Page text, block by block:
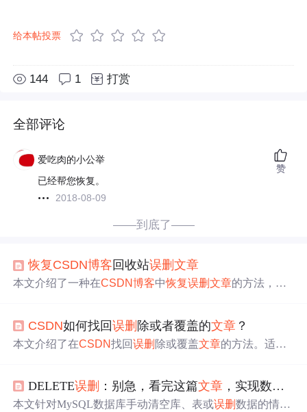
给本帖投票
144 1 打赏
全部评论
爱吃肉的小公举
已经帮您恢复。
2018-08-09
赞
——到底了——
恢复CSDN博客 回收站误删文章
本文介绍了一种在CSDN博客中恢复误删文章的方法，包
CSDN如何找回误删 除或者覆盖的文章 ？
本文介绍了在CSDN找回误删 除或覆盖文章的方法。适用
录。可通过保留浏览器缓存，查找Local Storage记录找回文
章，提交时要谨慎。
DELETE误删 ：别急，看完这篇文章 ，实现数据
本文针对MySQL数据库手动清空库、表或误删数据的情